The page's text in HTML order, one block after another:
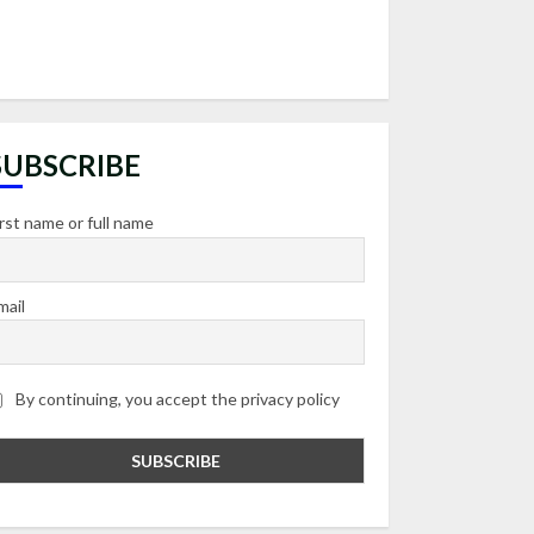
name or full name
By continuing, you accept the privacy policy